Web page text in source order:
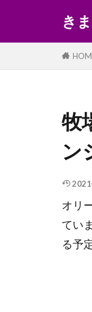
き
牧
ン
2021
オリ
てい
る予